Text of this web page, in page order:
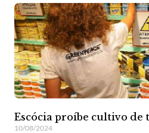
Escócia proíbe cultivo de
10/08/2024